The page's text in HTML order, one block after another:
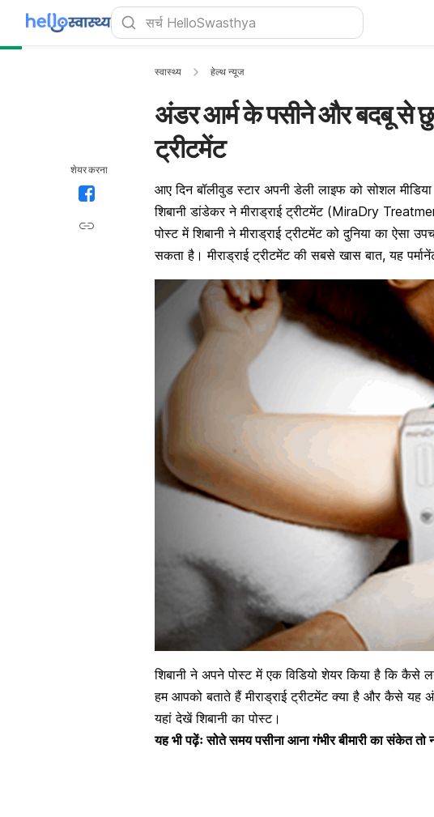
शेयर करना
स्वास्थ्य हेल्थ न्यूज
अंडर आर्म के पसीने और बदबू से
ट्रीटमेंट
आए दिन बॉलीवुड स्टार अपनी डेली लाइफ को सोशल
शिबानी डांडेकर ने मीराड्राई ट्रीटमेंट (MiraDry
पोस्ट में शिबानी ने मीराड्राई ट्रीटमेंट को दुनिया का ऐसा
सकता है। मीराड्राई ट्रीटमेंट की सबसे खास बात, यह
शिबानी ने अपने पोस्ट में एक विडियो शेयर किया है कि कैसे
हम आपको बताते हैं मीराड्राई ट्रीटमेंट क्या है और कैसे यह
यहां देखें शिबानी का पोस्ट।
यह भी पढ़ेंःसोते समय पसीना आना गंभीर बीमारी का संकेत तो